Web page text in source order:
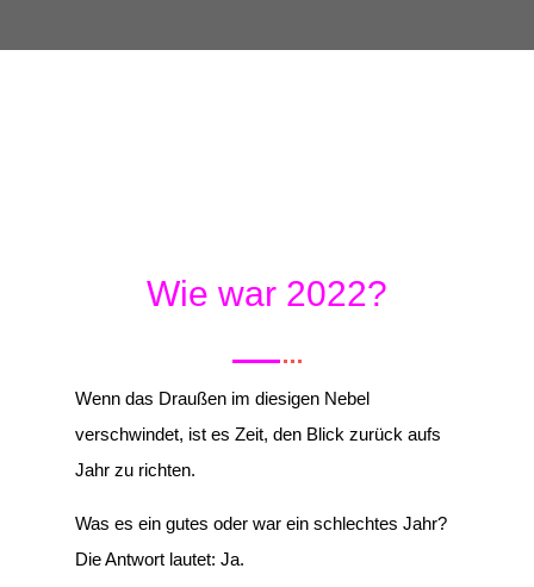
Wie war 2022?
Wenn das Draußen im diesigen Nebel
verschwindet, ist es Zeit, den Blick zurück aufs
Jahr zu richten.
Was es ein gutes oder war ein schlechtes Jahr?
Die Antwort lautet: Ja.